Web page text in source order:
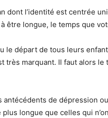
dont l’identité est centrée
être longue, le temps que
le départ de tous leurs
très marquant. Il faut alors
antécédents de dépression
plus longue que celles qui